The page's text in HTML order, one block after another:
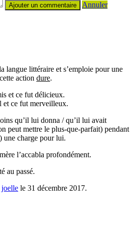
Annuler
langue littéraire et s’emploie pour une
action dure.
et ce fut délicieux.
et ce fut merveilleux.
qu’il lui donna / qu’il lui avait
peut mettre le plus-que-parfait) pendant
une charge pour lui.
l’accabla profondément.
au passé.
joelle le 31 décembre 2017.